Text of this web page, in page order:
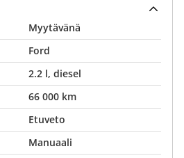
Myytävänä
Ford
2.2 l, diesel
66 000 km
Etuveto
Manuaali